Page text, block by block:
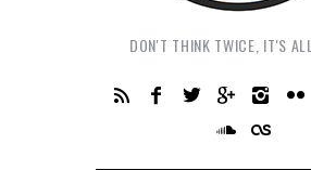
DON'T THINK TWICE, IT'S